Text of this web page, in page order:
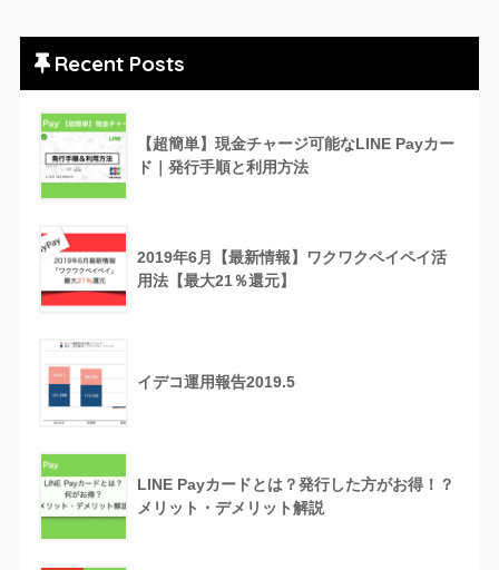
Recent Posts
【超簡単】現金チャージ可能なLINE Payカー
ド｜発行手順と利用方法
2019年6月【最新情報】ワクワクペイペイ活
用法【最大21％還元】
イデコ運用報告2019.5
LINE Payカードとは？発行した方がお得！？
メリット・デメリット解説